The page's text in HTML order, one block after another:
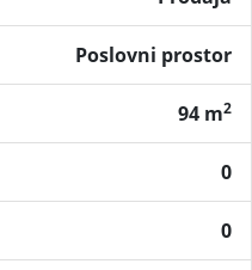
Poslovni prostor
94 m2
0
0